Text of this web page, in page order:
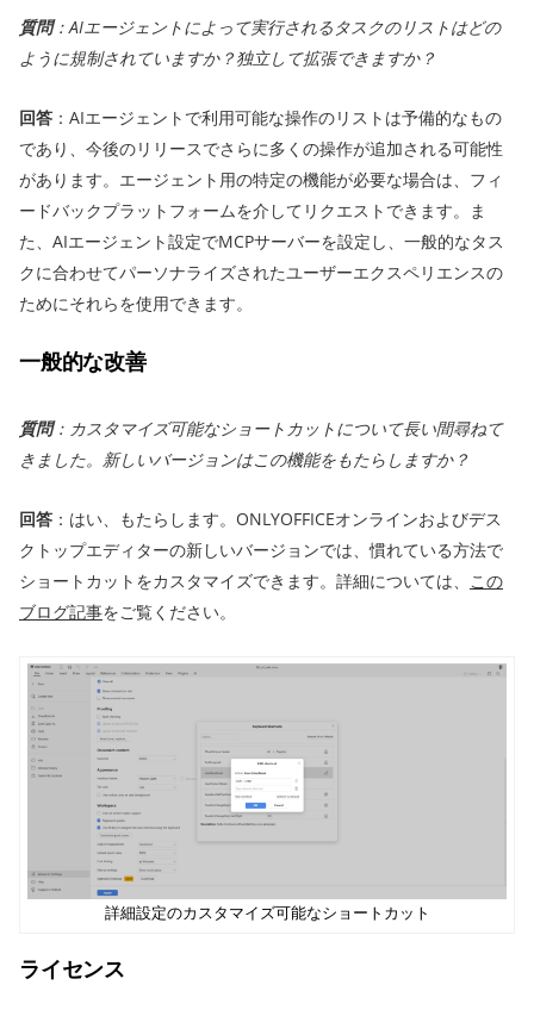
質問：AIエージェントによって実行されるタスクのリストはどの
ように規制されていますか？独立して拡張できますか？
回答 ：AIエージェントで利用可能な操作のリストは予備的なもの
であり、今後のリリースでさらに多くの操作が追加される可能性
があります。エージェント用の特定の機能が必要な場合は、フィ
ードバックプラットフォームを介してリクエストできます。ま
た、AIエージェント設定でMCPサーバーを設定し、一般的なタス
クに合わせてパーソナライズされたユーザーエクスペリエンスの
ためにそれらを使用できます。
一般的な改善
質問：カスタマイズ可能なショートカットについて長い間尋ねて
きました。新しいバージョンはこの機能をもたらしますか？
回答 ：はい、もたらします。ONLYOFFICEオンラインおよびデス
クトップエディターの新しいバージョンでは、慣れている方法で
ショートカットをカスタマイズできます。詳細については、 この
ブログ記事をご覧ください。
詳細設定のカスタマイズ可能なショートカット
ライセンス